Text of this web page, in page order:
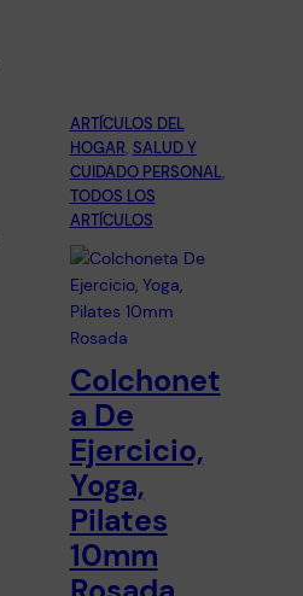
ARTÍCULOS DEL
HOGAR, SALUD Y
CUIDADO PERSONAL
TODOS LOS
ARTÍCULOS
Colchonet
a De
Ejercicio,
Yoga,
Pilates
10mm